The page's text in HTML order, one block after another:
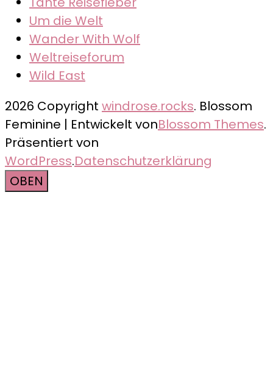
Um die Welt
Wander With Wolf
Weltreiseforum
Wild East
2026 Copyright windrose.rocks. Blossom
Feminine | Entwickelt vonBlossom Themes.
Präsentiert von
WordPress.Datenschutzerklärung
OBEN